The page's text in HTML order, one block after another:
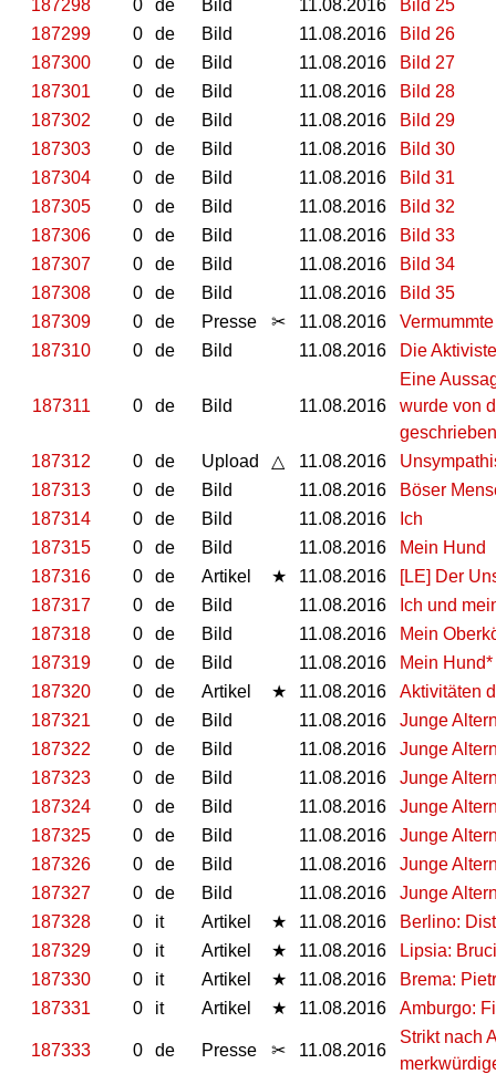
187298 0 de Bild 11.08.2016
Bild 25
187299
0 de Bild 11.08.2016
Bild 26
187300
0 de Bild 11.08.2016
Bild 27
187301
0 de Bild 11.08.2016
Bild 28
187302
0 de Bild 11.08.2016
Bild 29
187303
0 de Bild 11.08.2016
Bild 30
187304
0 de Bild 11.08.2016
Bild 31
187305
0 de Bild 11.08.2016
Bild 32
187306
0 de Bild 11.08.2016
Bild 33
187307
0 de Bild 11.08.2016
Bild 34
187308
0 de Bild 11.08.2016
Bild 35
187309
0 de Presse ✂ 11.08.2016
187310
0 de Bild 11.08.2016 Die
187311 0 de Bild 11.08.2016
Eine
wurde von
187312
0 de Upload △ 11.08.2016
187313
0 de Bild 11.08.2016
Böser
187314
0 de Bild 11.08.2016
Ich
187315
0 de Bild 11.08.2016
Mein Hund
187316
0 de Artikel ★ 11.08.2016
[LE] Der
187317
0 de Bild 11.08.2016
Ich und
187318
0 de Bild 11.08.2016
Mein
187319
0 de Bild 11.08.2016
Mein
187320
0 de Artikel ★ 11.08.2016
Aktivitäten
187321
0 de Bild 11.08.2016
Junge
187322
0 de Bild 11.08.2016
Junge
187323
0 de Bild 11.08.2016
Junge
187324
0 de Bild 11.08.2016
Junge
187325
0 de Bild 11.08.2016
Junge
187326
0 de Bild 11.08.2016
Junge
187327
0 de Bild 11.08.2016
Junge
187328
0 it Artikel ★ 11.08.2016
Berlino:
187329
0 it Artikel ★ 11.08.2016
Lipsia:
187330
0 it Artikel ★ 11.08.2016
Brema:
187331
0 it Artikel ★ 11.08.2016 Amburgo:
187333 0 de Presse ✂ 11.08.2016
Strikt nach